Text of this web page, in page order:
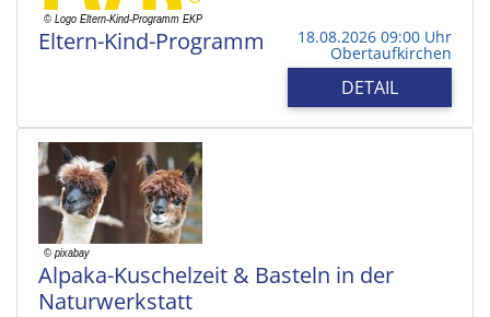
Eltern-Kind-Programm 18.08.2026 09:00 Uhr
Obertaufkirchen
DETAIL
Alpaka-Kuschelzeit & Basteln in der
Naturwerkstatt